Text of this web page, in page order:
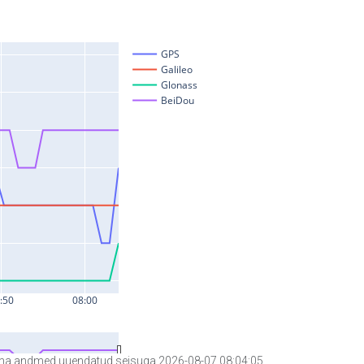
andmed uuendatud seisuga 2026-08-07 08:04:05